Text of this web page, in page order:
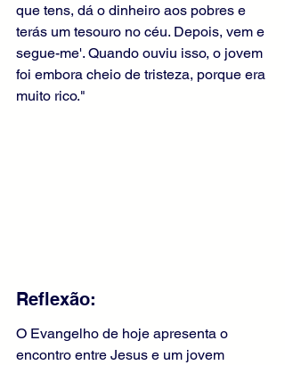
que tens, dá o dinheiro aos pobres e
terás um tesouro no céu. Depois, vem e
segue-me'. Quando ouviu isso, o jovem
foi embora cheio de tristeza, porque era
muito rico."
Reflexão:
O Evangelho de hoje apresenta o
encontro entre Jesus e um jovem